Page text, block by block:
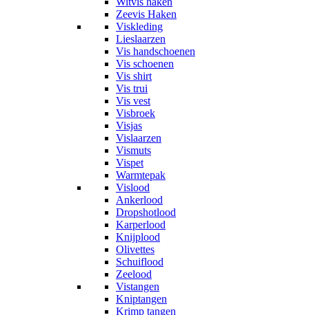
Zeevis Haken
Viskleding
Lieslaarzen
Vis handschoenen
Vis schoenen
Vis shirt
Vis trui
Vis vest
Visbroek
Visjas
Vislaarzen
Vismuts
Vispet
Warmtepak
Vislood
Ankerlood
Dropshotlood
Karperlood
Knijplood
Olivettes
Schuiflood
Zeelood
Vistangen
Kniptangen
Krimp tangen